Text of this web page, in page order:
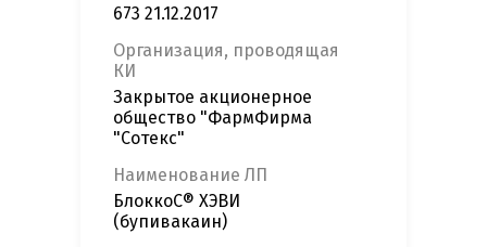
673 21.12.2017
Организация, проводящая
КИ
Закрытое акционерное
общество "ФармФирма
"Сотекс"
Наименование ЛП
БлоккоС® ХЭВИ
(бупивакаин)